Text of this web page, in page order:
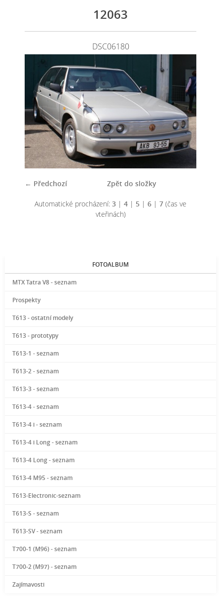
12063
DSC06180
← Předchozí Zpět do složky
Automatické procházení: 3 | 4 | 5 | 6 | 7 (čas ve
vteřinách)
FOTOALBUM
MTX Tatra V8 - seznam
Prospekty
T613 - ostatní modely
T613 - prototypy
T613-1 - seznam
T613-2 - seznam
T613-3 - seznam
T613-4 - seznam
T613-4 i - seznam
T613-4 i Long - seznam
T613-4 Long - seznam
T613-4 M95 - seznam
T613-Electronic-seznam
T613-S - seznam
T613-SV - seznam
T700-1 (M96) - seznam
T700-2 (M97) - seznam
Zajímavosti